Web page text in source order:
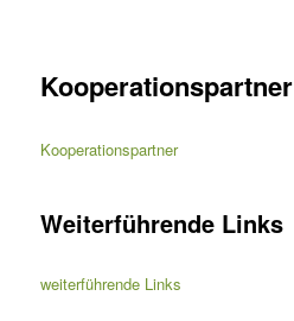
Kooperationspartner
Kooperationspartner
Weiterführende Links
weiterführende Links